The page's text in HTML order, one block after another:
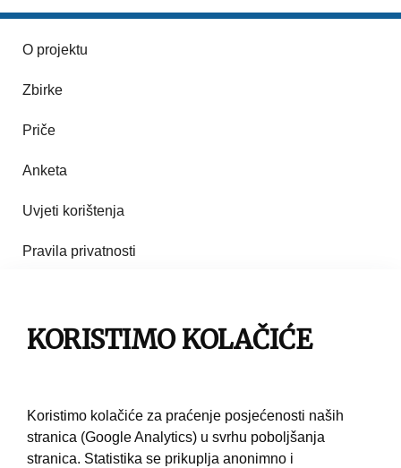
O projektu
Zbirke
Priče
Anketa
Uvjeti korištenja
Pravila privatnosti
Pravila korištenja
KORISTIMO KOLAČIĆE
Koristimo kolačiće za praćenje posjećenosti naših
stranica (Google Analytics) u svrhu poboljšanja
stranica. Statistika se prikuplja anonimno i